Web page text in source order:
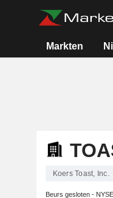
Markten
Koers Toast, Inc.
Beurs gesloten - NYSE